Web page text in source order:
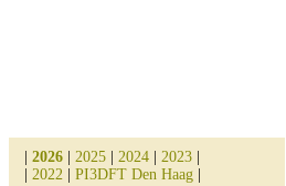
2026 2025 2024 2023
2022 PI3DFT Den Haag